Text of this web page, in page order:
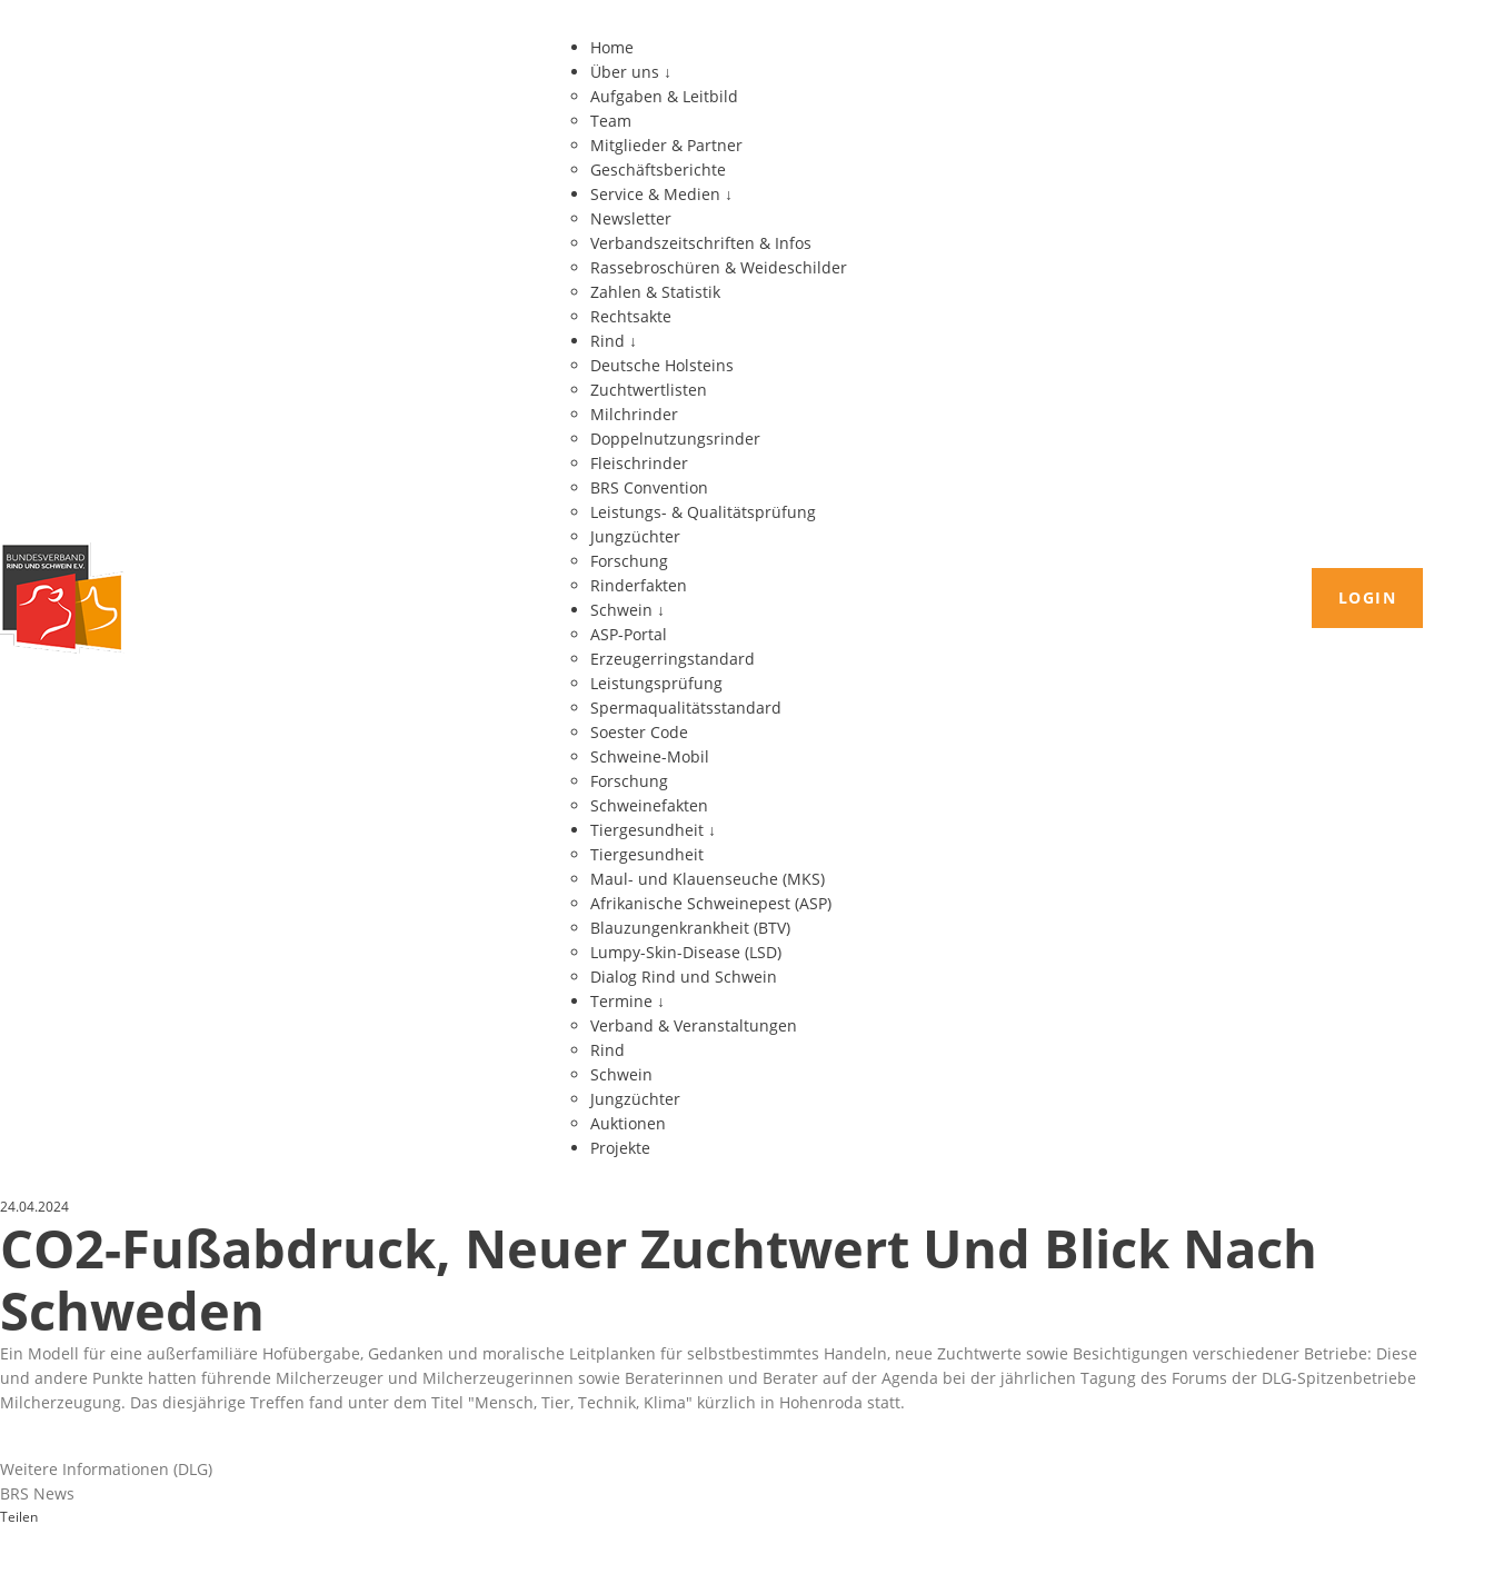
Home
Über uns ↓
Aufgaben & Leitbild
Team
Mitglieder & Partner
Geschäftsberichte
Service & Medien ↓
Newsletter
Verbandszeitschriften & Infos
Rassebroschüren & Weideschilder
Zahlen & Statistik
Rechtsakte
Rind ↓
Deutsche Holsteins
Zuchtwertlisten
Milchrinder
Doppelnutzungsrinder
Fleischrinder
BRS Convention
Leistungs- & Qualitätsprüfung
Jungzüchter
Forschung
Rinderfakten
Schwein ↓
ASP-Portal
Erzeugerringstandard
Leistungsprüfung
Spermaqualitätsstandard
Soester Code
Schweine-Mobil
Forschung
Schweinefakten
Tiergesundheit ↓
Tiergesundheit
Maul- und Klauenseuche (MKS)
Afrikanische Schweinepest (ASP)
Blauzungenkrankheit (BTV)
Lumpy-Skin-Disease (LSD)
Dialog Rind und Schwein
Termine ↓
Verband & Veranstaltungen
Rind
Schwein
Jungzüchter
Auktionen
Projekte
LOGIN
24.04.2024
CO2-Fußabdruck, Neuer Zuchtwert Und Blick Nach
Schweden
Ein Modell für eine außerfamiliäre Hofübergabe, Gedanken und moralische Leitplanken für selbstbestimmtes Handeln, neue Zuchtwerte sowie Besichtigungen verschiedener Betriebe: Diese
und andere Punkte hatten führende Milcherzeuger und Milcherzeugerinnen sowie Beraterinnen und Berater auf der Agenda bei der jährlichen Tagung des Forums der DLG-Spitzenbetriebe
Milcherzeugung. Das diesjährige Treffen fand unter dem Titel
Mensch, Tier, Technik, Klima kürzlich in Hohenroda statt.
Weitere Informationen (DLG)
BRS News
Teilen